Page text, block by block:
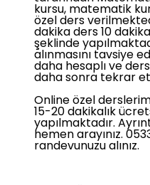
kursu, matematik
özel ders
dakika ders 10
şeklinde
alınmasını tavsiye
daha hesaplı ve
daha sonra tekrar
Online özel
15-20 dakikalık
yapılmaktadır.
hemen arayınız.
randevunuzu alınız.